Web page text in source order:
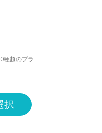
種超のプラ
択